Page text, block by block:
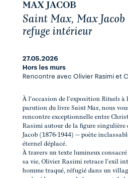
MAX JACOB
Saint Max, Max
refuge intérieur
27.05.2026
Hors les murs
Rencontre avec Olivier Rasimi et
À l'occasion de l'exposition Rituels à
parution du livre Saint Max, nous
rencontre exceptionnelle entre
Rasimi autour de la figure singulière
Jacob (1876-1944) — poète
éternel déplacé.
À travers un texte lumineux
sa vie, Olivier Rasimi retrace l'exil
homme traqué, réfugié dans un